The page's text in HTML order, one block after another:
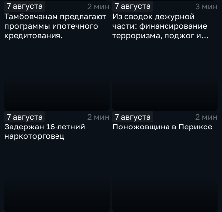
7 августа
2 мин
Тамбовчанам предлагают
программы ипотечного
кредитования.
7 августа
3 мин
Из сводок дежурной
части: финансирование
терроризма, поджог и
7 августа
2 мин
Задержан 16-летний
наркоторговец
7 августа
2 мин
Поножовщина в Периксе